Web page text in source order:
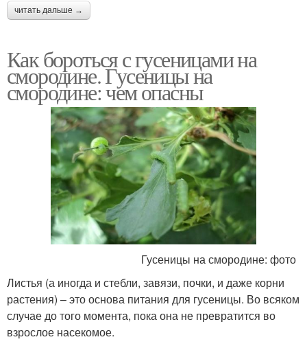
читать дальше →
Как бороться с гусеницами на
смородине. Гусеницы на
смородине: чем опасны
Гусеницы на смородине: фото
Листья (а иногда и стебли, завязи, почки, и даже корни
растения) – это основа питания для гусеницы. Во всяком
случае до того момента, пока она не превратится во
взрослое насекомое.